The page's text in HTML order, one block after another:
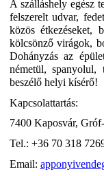
A szálláshely egész
felszerelt udvar,
közös étkezéseket,
kölcsönző virágok,
Dohányzás az
németül,
beszélő helyi kísérő!
Kapcsolattartás:
7400 Kaposvár,
Tel.: +36 70 318
Email: